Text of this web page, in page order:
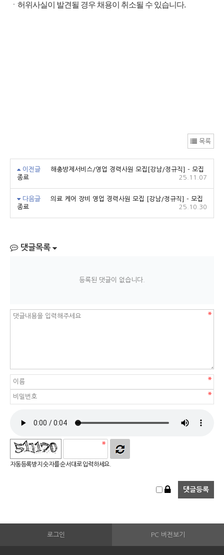
ㆍ허위사실이 발견될 경우 채용이 취소될 수 있습니다.
목록
이전글
해충방제서비스/영업 경력사원 모집[강남/정규직] - 모집
종료
25.11.07
다음글
의료 케어 장비 영업 경력사원 모집 [강남/정규직] - 모집
종료
25.10.30
댓글목록
등록된 댓글이 없습니다.
자동등록방지 숫자를 순서대로 입력하세요.
로그인 PC 버전보기